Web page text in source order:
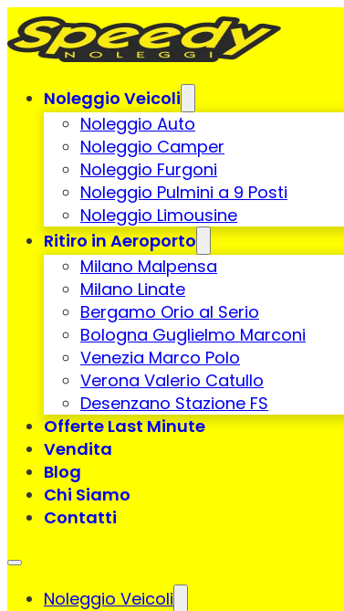
Noleggio Veicoli
Noleggio Auto
Noleggio Camper
Noleggio Furgoni
Noleggio Pulmini a 9 Posti
Noleggio Limousine
Ritiro in Aeroporto
Milano Malpensa
Milano Linate
Bergamo Orio al Serio
Bologna Guglielmo Marconi
Venezia Marco Polo
Verona Valerio Catullo
Desenzano Stazione FS
Offerte Last Minute
Vendita
Blog
Chi Siamo
Contatti
Noleggio Veicoli